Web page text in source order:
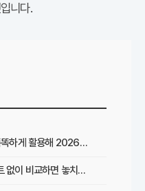
니다.
자동차보험료비교견적사이트, 똑똑하게 활용해 2026년 최저가 찾는 꿀팁
2026 자동차보험료, 견적 사이트 없이 비교하면 놓치는 이것은?